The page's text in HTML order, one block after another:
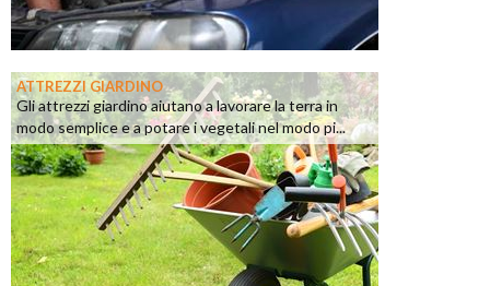
ATTREZZI GIARDINO
Gli attrezzi giardino aiutano a lavorare la terra in
modo semplice e a potare i vegetali nel modo pi...